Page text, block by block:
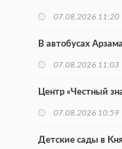
07.08.2026 11:20
В автобусах
07.08.2026 11:03
Центр «Честный
07.08.2026 10:59
Детские сады в